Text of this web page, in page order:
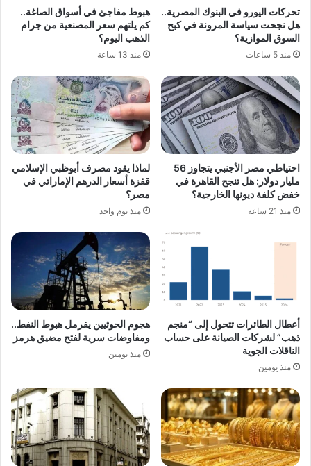
تحركات اليورو في البنوك المصرية..
هل نجحت سياسة المرونة في كبح
السوق الموازية؟
منذ 5 ساعات
هبوط مفاجئ في أسواق الصاغة..
كم يلتهم سعر المصنعية من جرام
الذهب اليوم؟
منذ 13 ساعة
احتياطي مصر الأجنبي يتجاوز 56
مليار دولار: هل تنجح القاهرة في
خفض كلفة ديونها الخارجية؟
منذ 21 ساعة
لماذا يقود مصرف أبوظبي الإسلامي
قفزة أسعار الدرهم الإماراتي في
مصر؟
منذ يوم واحد
أعطال الطائرات تتحول إلى “منجم
ذهب” لشركات الصيانة على حساب
الناقلات الجوية
منذ يومين
هجوم الحوثيين يفرمل هبوط النفط..
ومفاوضات سرية لفتح مضيق هرمز
منذ يومين